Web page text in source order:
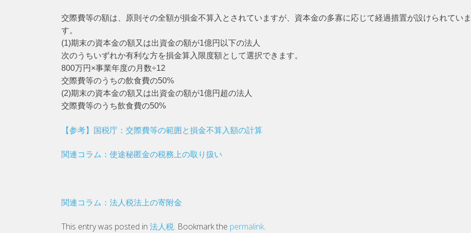
交際費等の額は、原則その全額が損金不算入とされていますが、資本金の多寡に応じて経過措置が設けられていま
す。
(1)期末の資本金の額又は出資金の額が1億円以下の法人
次のうちいずれか有利な方を損金算入限度額として選択できます。
800万円×事業年度の月数÷12
交際費等のうちの飲食費の50%
(2)期末の資本金の額又は出資金の額が1億円超の法人
交際費等のうち飲食費の50%
【参考】国税庁：交際費等の範囲と損金不算入額の計算
関連コラム：使途秘匿金の税務上の取り扱い
関連コラム：法人税法上の寄附金
This entry was posted in 法人税. Bookmark the permalink.